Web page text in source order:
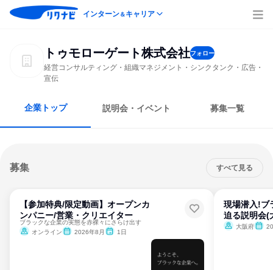
インターン＆キャリア
トゥモローゲート株式会社フォロー
経営コンサルティング・組織マネジメント・シンクタンク・広告・
宣伝
企業トップ 説明会・イベント 募集一覧
募集 すべて見る
【参加特典/限定動画】オープンカ
ンパニー/営業・クリエイター
ブラックな企業の実態を赤裸々にさらけ出す
オンライン
2026年8月 1日
現場潜入!ブ
迫る説明会(
大阪府